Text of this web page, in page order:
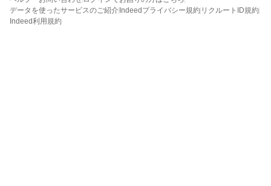
データを使ったサービスのご紹介 Indeedプライバシー規約 リクルートID規約
Indeed利用規約